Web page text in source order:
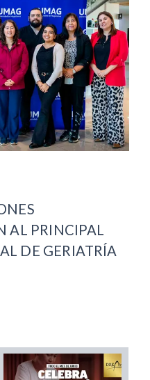
AL PRINCIPAL
DE GERIATRÍA